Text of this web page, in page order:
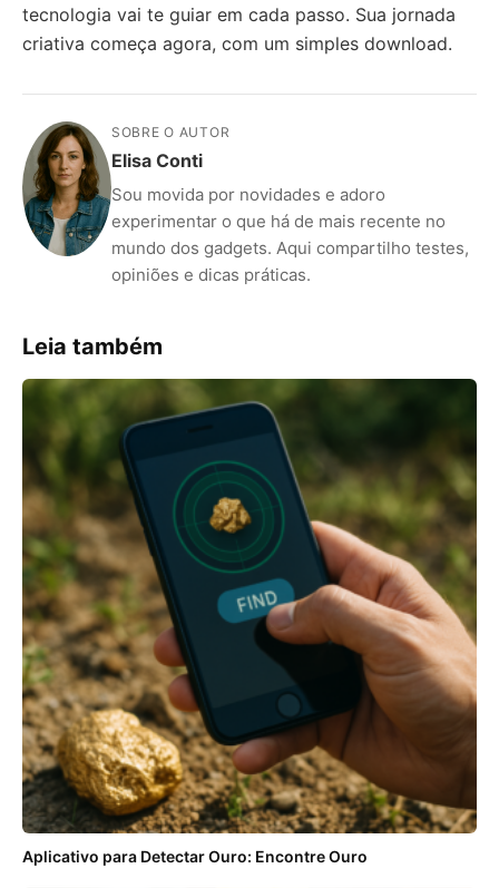
tecnologia vai te guiar em cada passo. Sua jornada
criativa começa agora, com um simples download.
SOBRE O AUTOR
Elisa Conti
Sou movida por novidades e adoro
experimentar o que há de mais recente no
mundo dos gadgets. Aqui compartilho testes,
opiniões e dicas práticas.
Leia também
Aplicativo para Detectar Ouro: Encontre Ouro